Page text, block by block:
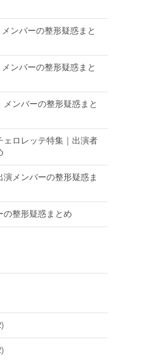
ンバーの整形疑惑まと
ンバーの整形疑惑まと
メンバーの整形疑惑まと
ェロレッテ特集｜出演者
メンバーの整形疑惑ま
の整形疑惑まとめ